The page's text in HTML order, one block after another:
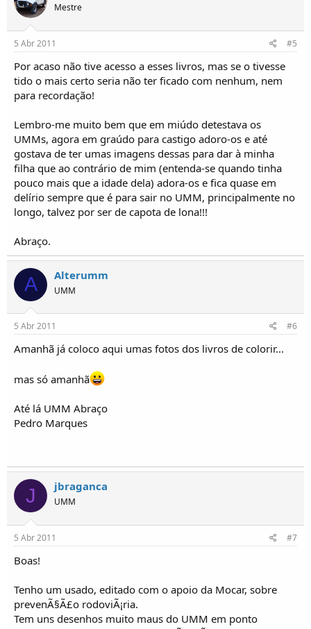
Mestre
5 Abr 2011 #5
Por acaso não tive acesso a esses livros, mas se o tivesse
tido o mais certo seria não ter ficado com nenhum, nem
para recordação!
Lembro-me muito bem que em miúdo detestava os
UMMs, agora em graúdo para castigo adoro-os e até
gostava de ter umas imagens dessas para dar à minha
filha que ao contrário de mim (entenda-se quando tinha
pouco mais que a idade dela) adora-os e fica quase em
delírio sempre que é para sair no UMM, principalmente no
longo, talvez por ser de capota de lona!!!
Abraço.
A Alterumm
UMM
5 Abr 2011 #6
Amanhã já coloco aqui umas fotos dos livros de colorir...
mas só amanhã
Até lá UMM Abraço
Pedro Marques
J jbraganca
UMM
5 Abr 2011 #7
Boas!
Tenho um usado, editado com o apoio da Mocar, sobre
prevenÃ§Ã£o rodoviÃ¡ria.
Tem uns desenhos muito maus do UMM em ponto